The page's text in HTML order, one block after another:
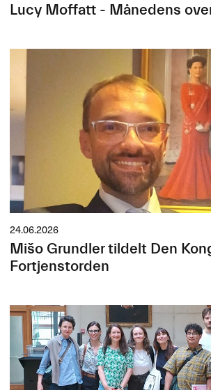
Lucy Moffatt - Månedens
24.06.2026
Mišo Grundler tildelt Den
Fortjenstorden